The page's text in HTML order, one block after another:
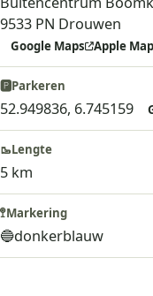
9533 PN Drouwen
Google Maps Apple
🅿️Parkeren
52.949836, 6.745159
🥾Lengte
5 km
🚏Markering
🔵donkerblauw